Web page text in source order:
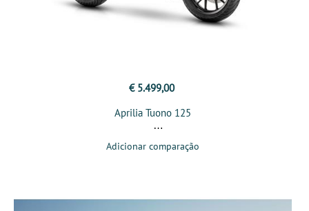
€ 5.499,00
Aprilia Tuono 125
Adicionar comparação